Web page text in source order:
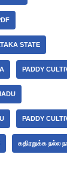
STATE
PADDY
PADDY
கதிரறுக்க நல்ல